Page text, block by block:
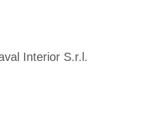
Interior S.r.l.